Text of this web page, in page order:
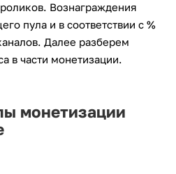
Вознаграждения
пула и в соответствии с %
Далее разберем
в части монетизации.
монетизации